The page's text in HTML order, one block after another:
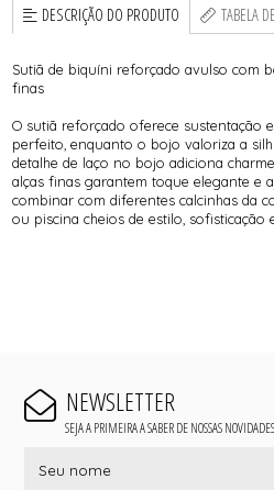
DESCRIÇÃO DO PRODUTO TABELA
Sutiã de biquíni reforçado avulso com
finas
O sutiã reforçado oferece sustentação
perfeito, enquanto o bojo valoriza a
detalhe de laço no bojo adiciona
alças finas garantem toque elegante e
combinar com diferentes calcinhas da
ou piscina cheios de estilo, sofisticação
NEWSLETTER
SEJA A PRIMEIRA A SABER DE NOSSAS